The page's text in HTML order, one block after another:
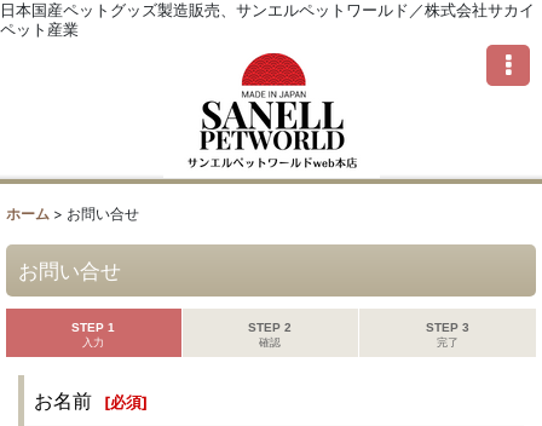
日本国産ペットグッズ製造販売、サンエルペットワールド／株式会社サカイ
ペット産業
ホーム > お問い合せ
お問い合せ
STEP 1
入力
STEP 2
確認
STEP 3
完了
お名前 [必須]